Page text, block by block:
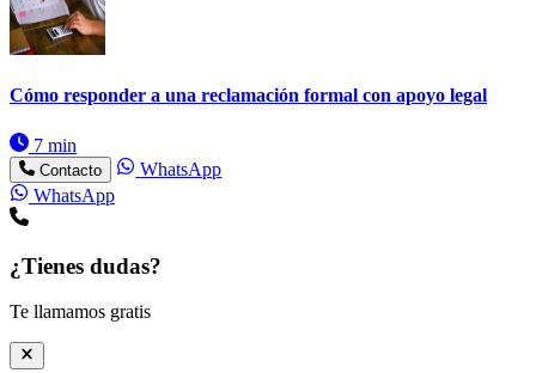
Cómo responder a una reclamación formal con apoyo legal
7 min
Contacto
WhatsApp
WhatsApp
¿Tienes dudas?
Te llamamos gratis